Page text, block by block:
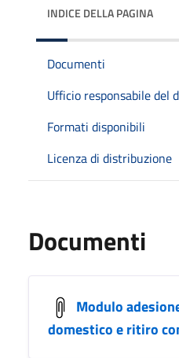
INDICE DELLA PAGINA
Documenti
Ufficio responsabile del
Formati disponibili
Licenza di distribuzione
Documenti
Modulo
domestico e ritiro